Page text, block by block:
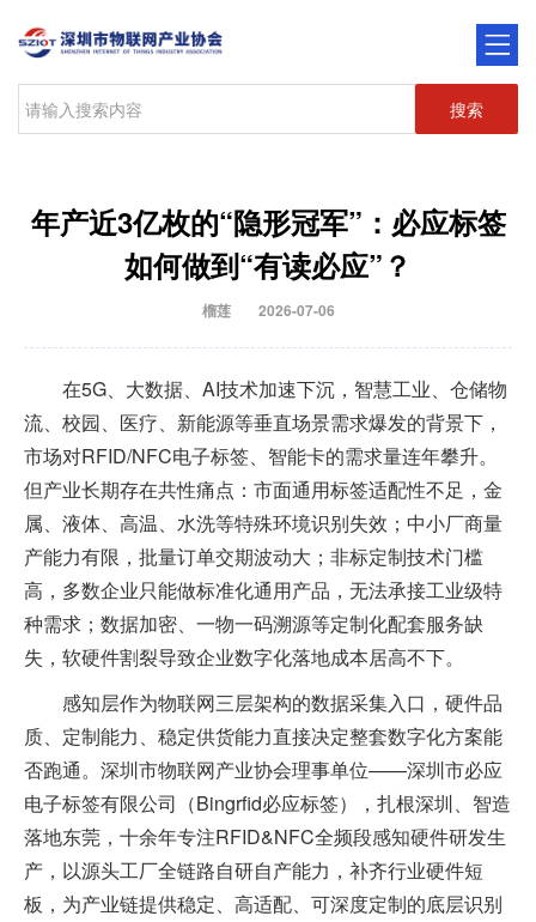
搜索
年产近3亿枚的“隐形冠军”：必应标签
如何做到“有读必应”？
榴莲 2026-07-06
在5G、大数据、AI技术加速下沉，智慧工业、仓储物
流、校园、医疗、新能源等垂直场景需求爆发的背景下，
市场对RFID/NFC电子标签、智能卡的需求量连年攀升。
但产业长期存在共性痛点：市面通用标签适配性不足，金
属、液体、高温、水洗等特殊环境识别失效；中小厂商量
产能力有限，批量订单交期波动大；非标定制技术门槛
高，多数企业只能做标准化通用产品，无法承接工业级特
种需求；数据加密、一物一码溯源等定制化配套服务缺
失，软硬件割裂导致企业数字化落地成本居高不下。
感知层作为物联网三层架构的数据采集入口，硬件品
质、定制能力、稳定供货能力直接决定整套数字化方案能
否跑通。深圳市物联网产业协会理事单位——深圳市必应
电子标签有限公司（Bingrfid必应标签），扎根深圳、智造
落地东莞，十余年专注RFID&NFC全频段感知硬件研发生
产，以源头工厂全链路自研自产能力，补齐行业硬件短
板，为产业链提供稳定、高适配、可深度定制的底层识别